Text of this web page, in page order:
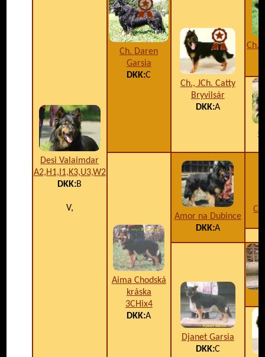
Desi Valaimdar
A2,H1,I1,K3,U3,W2
DKK:B
V,
Ch. Daren
Garsia
DKK:C
Ch., JCh. Catty
Bryvilsár
DKK:A
Ch.
Aima Chodská
kráska
3CHix4
DKK:A
Amor na Dubince
DKK:A
Djanet Garsia
DKK:C